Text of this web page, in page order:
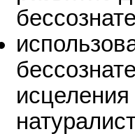
исцеления